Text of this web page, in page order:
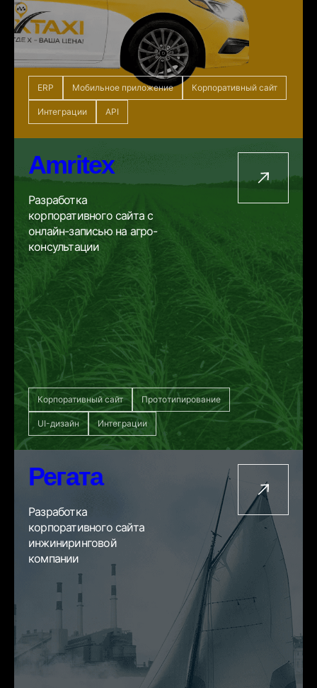
ERP Мобильное приложение Корпоративный сайт
Интеграции API
Amritex
Разработка
корпоративного сайта с
онлайн-записью на агро-
консультации
Корпоративный сайт Прототипирование
UI-дизайн Интеграции
Регата
Разработка
корпоративного сайта
инжиниринговой
компании